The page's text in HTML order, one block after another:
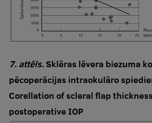
7. attēls.Sklēras lēvera biezuma
pēcoperācijas intraokulāro
Corellation of scleral flap
postoperative IOP